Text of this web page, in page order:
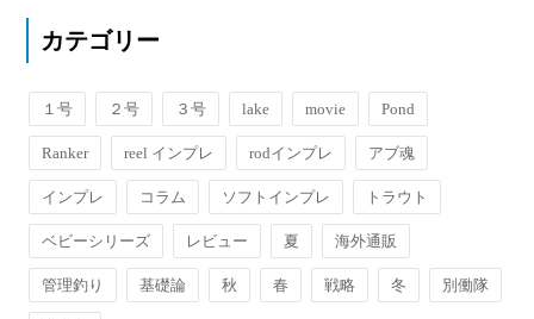
カテゴリー
１号 ２号 ３号 lake movie Pond
Ranker reel インプレ rodインプレ アブ魂
インプレ コラム ソフトインプレ トラウト
ベビーシリーズ レビュー 夏 海外通販
管理釣り 基礎論 秋 春 戦略 冬 別働隊